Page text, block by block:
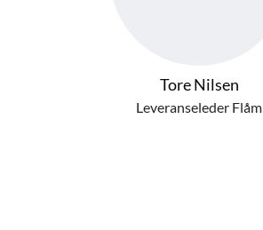
Tore Nilsen
Leveranseleder Flåm